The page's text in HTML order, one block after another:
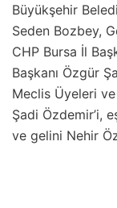
Büyükşehir
Seden Bozbey,
CHP Bursa İl
Başkanı Özgür
Meclis Üyeleri
Şadi Özdemir’i,
ve gelini Nehir